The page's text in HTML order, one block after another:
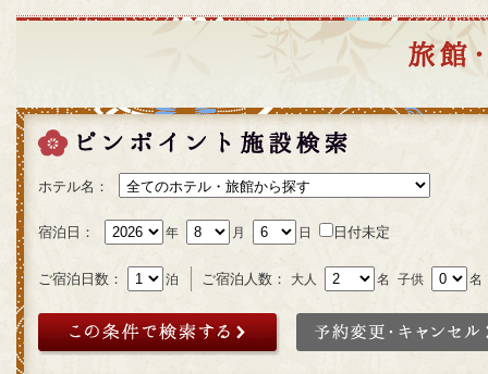
ホテル名：
宿泊日： 年 月 日 日付未定
ご宿泊日数： 泊 ご宿泊人数： 大人 名 子供 名